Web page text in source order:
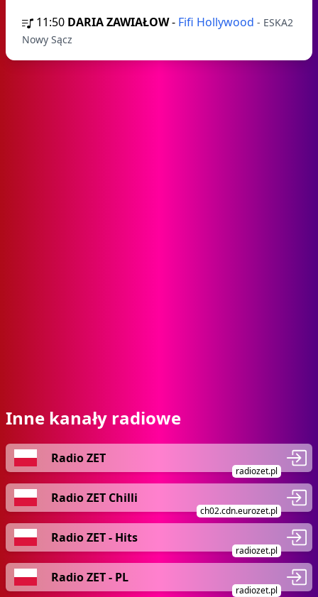
11:50 DARIA ZAWIAŁOW- Fifi Hollywood - ESKA2
Nowy Sącz
Inne kanały radiowe
Radio ZET
radiozet.pl
Radio ZET Chilli
ch02.cdn.eurozet.pl
Radio ZET - Hits
radiozet.pl
Radio ZET - PL
radiozet.pl